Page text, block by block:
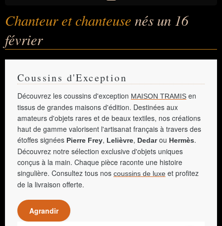
Chanteur et chanteuse nés un 16
février
Coussins d'Exception
Découvrez les coussins d'exception MAISON TRAMIS en
tissus de grandes maisons d'édition. Destinées aux
amateurs d'objets rares et de beaux textiles, nos créations
haut de gamme valorisent l'artisanat français à travers des
étoffes signées Pierre Frey, Lelièvre, Dedarou Hermès.
Découvrez notre sélection exclusive d'objets uniques
conçus à la main. Chaque pièce raconte une histoire
singulière. Consultez tous nos coussins de luxe et profitez
de la livraison offerte.
Agrandir